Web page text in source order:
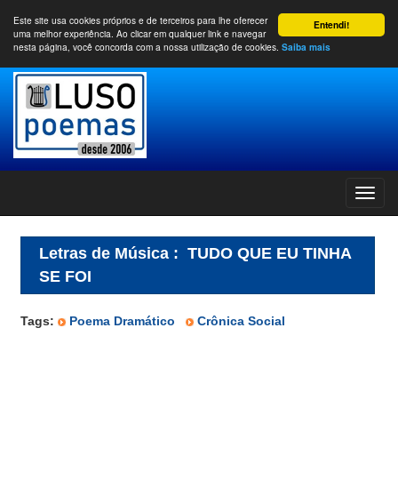
Entendi!
Este site usa cookies próprios e de terceiros para lhe oferecer
uma melhor experiência. Ao clicar em qualquer link e navegar
nesta página, você concorda com a nossa utilização de cookies. Saiba mais
Letras de Música : TUDO QUE EU TINHA
SE FOI
Tags: Poema Dramático Crônica Social